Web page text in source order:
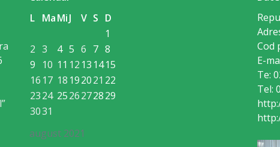
august 2021
L MaMiJ V S D
1
2 3 4 5 6 7 8
9
10 11 12 13 1415
16 17 18 192021 22
2324 2526272829
3031
Cod
E-
Te:
Tel: